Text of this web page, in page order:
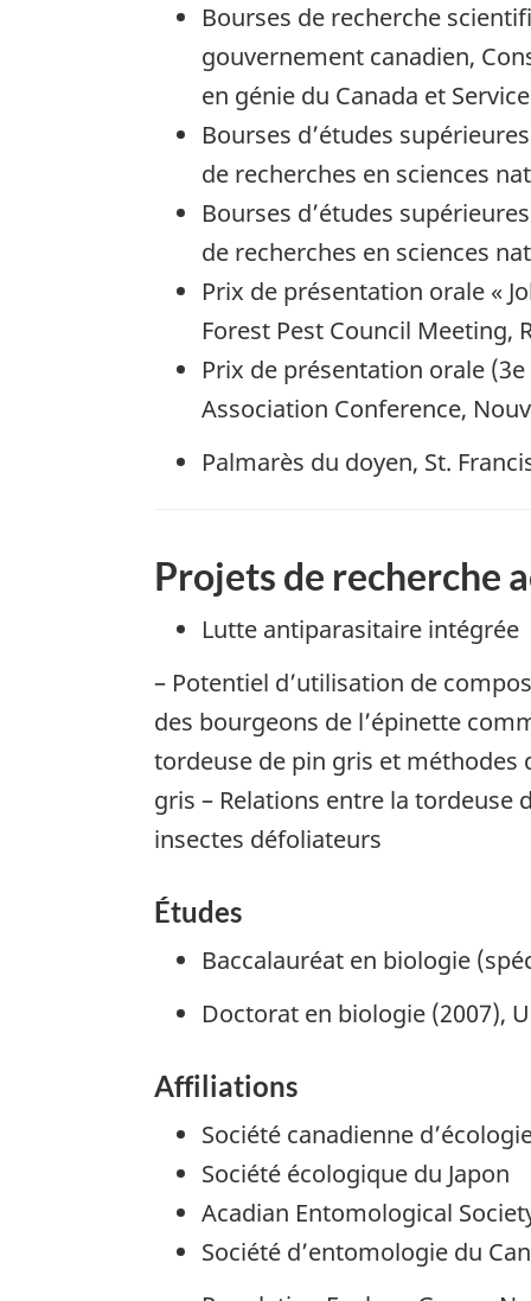
Bourses de recherche
gouvernement canadien,
en génie du Canada et
Bourses d’études
de recherches en sciences
Bourses d’études
de recherches en sciences
Prix de présentation orale «
Forest Pest Council Meeting,
Prix de présentation orale
Association Conference,
Palmarès du doyen, St.
Projets de recherche
Lutte antiparasitaire intégrée
– Potentiel d’utilisation de
des bourgeons de l’épinette
tordeuse de pin gris et méthodes
gris – Relations entre la tordeuse
insectes défoliateurs
Études
Baccalauréat en biologie
Doctorat en biologie (2007),
Affiliations
Société canadienne
Société écologique du Japon
Acadian Entomological
Société d’entomologie du